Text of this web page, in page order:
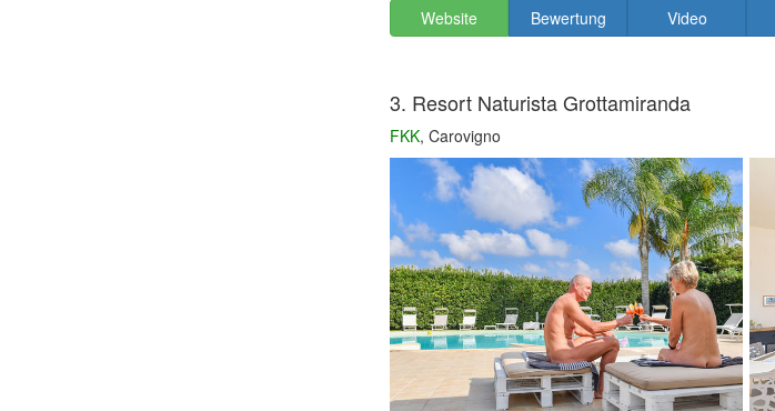
Website
Bewertung Video
3. Resort Naturista Grottamiranda
FKK, Carovigno